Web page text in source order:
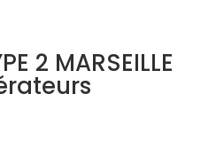
2 MARSEILLE